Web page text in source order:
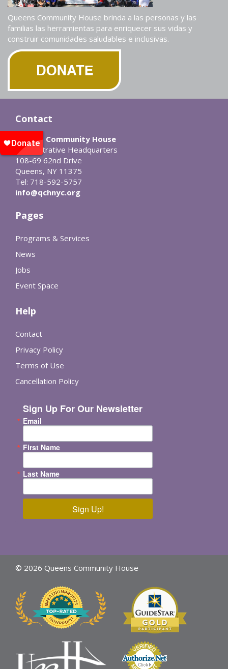
Queens Community House brinda a las personas y las
familias las herramientas para enriquecer sus vidas y
construir comunidades saludables e inclusivas.
Contact
Queens Community House
Administrative Headquarters
108-69 62nd Drive
Queens, NY 11375
Tel: 718-592-5757
info@qchnyc.org
Pages
Programs & Services
News
Jobs
Event Space
Help
Contact
Privacy Policy
Terms of Use
Cancellation Policy
Sign Up For Our Newsletter
Email
First Name
Last Name
Sign Up!
© 2026 Queens Community House